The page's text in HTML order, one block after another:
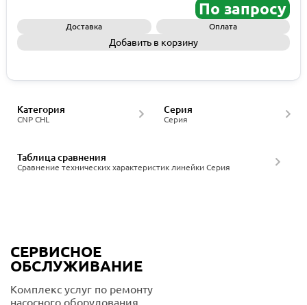
По запросу
Доставка Оплата
Добавить в корзину
CNP CHL
Категория
Серия
Серия
Сравнение технических характеристик линейки Серия
Таблица сравнения
СЕРВИСНОЕ
ОБСЛУЖИВАНИЕ
Комплекс услуг по ремонту
насосного оборудования